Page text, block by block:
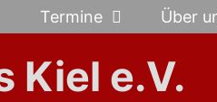
Termine Über
Kiel e.V.